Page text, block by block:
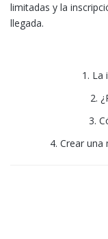
limitadas y la
llegada.
1. La
2.
3.
4. Crear